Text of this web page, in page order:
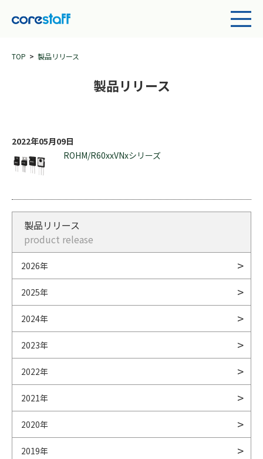
TOP 製品リリース
製品リリース
2022年05月09日
ROHM/R60xxVNxシリーズ
製品リリース
product release
2026年
2025年
2024年
2023年
2022年
2021年
2020年
2019年